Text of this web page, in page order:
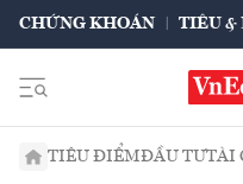
CHỨNG KHOÁN TIÊU &
TIÊU ĐIỂMĐẦU TƯTÀI